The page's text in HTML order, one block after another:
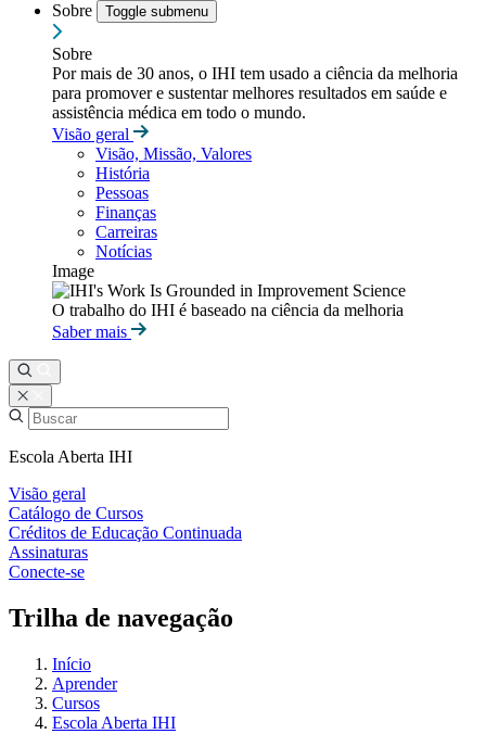
Sobre
Toggle submenu
Sobre
Por mais de 30 anos, o IHI tem usado a ciência da melhoria
para promover e sustentar melhores resultados em saúde e
assistência médica em todo o mundo.
Visão geral
Visão, Missão, Valores
História
Pessoas
Finanças
Carreiras
Notícias
Image
O trabalho do IHI é baseado na ciência da melhoria
Saber mais
Escola Aberta IHI
Visão geral
Catálogo de Cursos
Créditos de Educação Continuada
Assinaturas
Conecte-se
Trilha de navegação
Início
Aprender
Cursos
Escola Aberta IHI